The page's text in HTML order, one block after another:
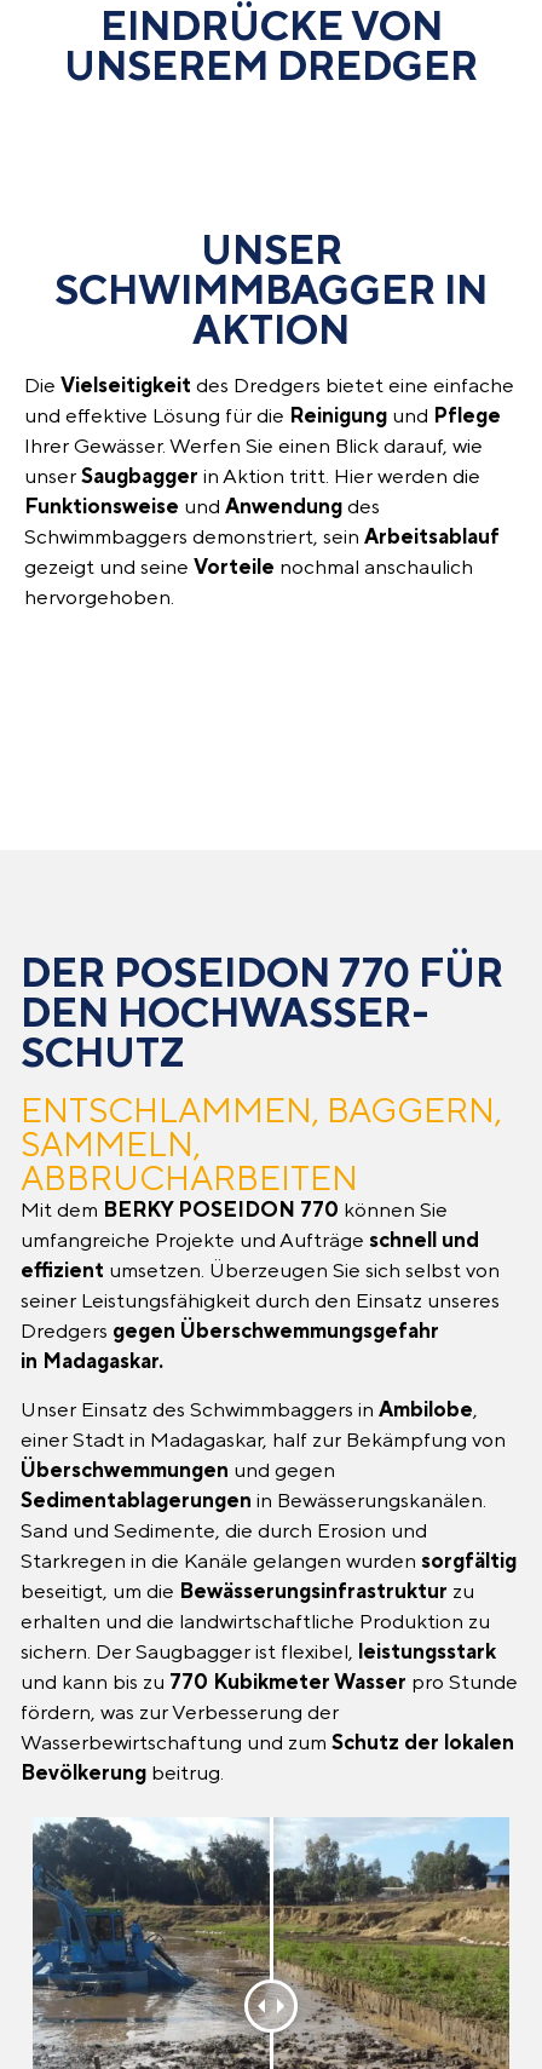
EINDRÜCKE VON
UNSEREM DREDGER
UNSER
SCHWIMMBAGGER IN
AKTION
Die Vielseitigkeit des Dredgers bietet eine einfache
und effektive Lösung für die Reinigung und Pflege
Ihrer Gewässer. Werfen Sie einen Blick darauf, wie
unser Saugbagger in Aktion tritt. Hier werden die
Funktionsweise und Anwendung des
Schwimmbaggers demonstriert, sein Arbeitsablauf
gezeigt und seine Vorteile nochmal anschaulich
hervorgehoben.
DER POSEIDON 770 FÜR
DEN HOCHWASSER­
SCHUTZ
ENTSCHLAMMEN, BAGGERN,
SAMMELN,
ABBRUCHARBEITEN
Mit dem BERKY POSEIDON 770 können Sie
umfangreiche Projekte und Aufträge schnell und
effizient umsetzen. Überzeugen Sie sich selbst von
seiner Leistungsfähigkeit durch den Einsatz unseres
Dredgers gegen Überschwemmungsgefahr
in Madagaskar.
Unser Einsatz des Schwimmbaggers in Ambilobe,
einer Stadt in Madagaskar, half zur Bekämpfung von
Überschwemmungen und gegen
Sedimentablagerungen in Bewässerungskanälen.
Sand und Sedimente, die durch Erosion und
Starkregen in die Kanäle gelangen wurden sorgfältig
beseitigt, um die Bewässerungsinfrastruktur zu
erhalten und die landwirtschaftliche Produktion zu
sichern. Der Saugbagger ist flexibel, leistungsstark
und kann bis zu 770 Kubikmeter Wasser pro Stunde
fördern, was zur Verbesserung der
Wasserbewirtschaftung und zum Schutz der lokalen
Bevölkerung beitrug.